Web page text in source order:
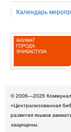
Календарь
© 2006—2026
«Централизованная
развития языков
защищены.